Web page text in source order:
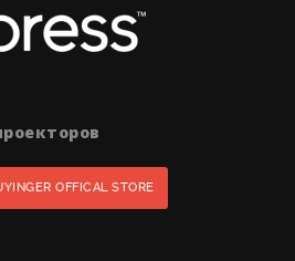
OFFICAL STORE